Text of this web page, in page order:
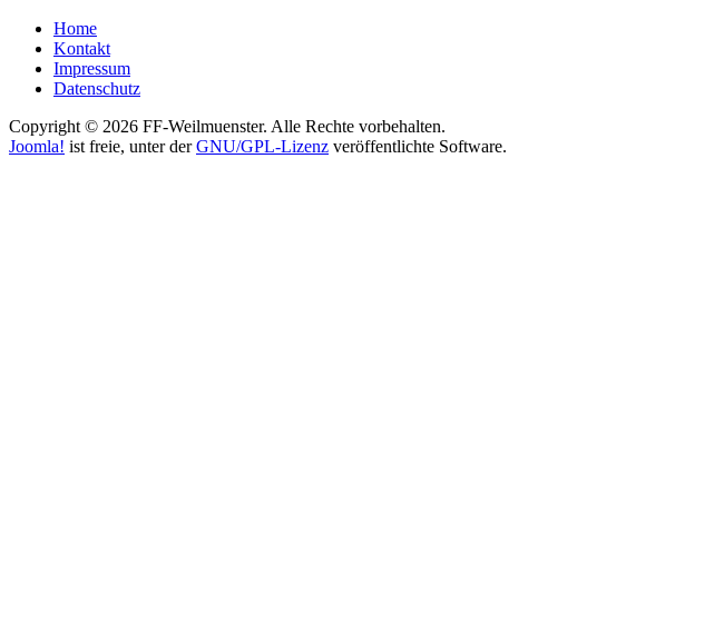
Home
Kontakt
Impressum
Datenschutz
Copyright © 2026 FF-Weilmuenster. Alle Rechte vorbehalten.
Joomla! ist freie, unter derGNU/GPL-Lizenz veröffentlichte Software.